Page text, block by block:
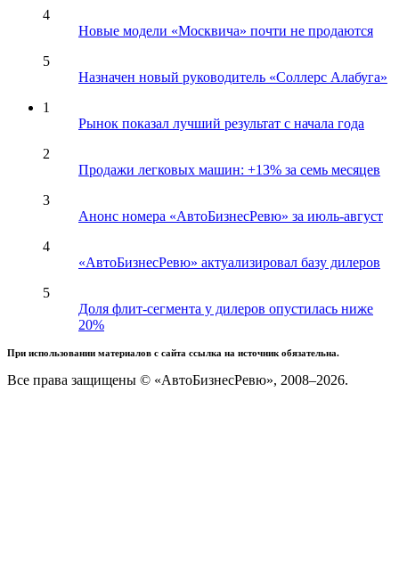
4
Новые модели «Москвича» почти не продаются
5
Назначен новый руководитель «Соллерс Алабуга»
1
Рынок показал лучший результат с начала года
2
Продажи легковых машин: +13% за семь месяцев
3
Анонс номера «АвтоБизнесРевю» за июль-август
4
«АвтоБизнесРевю» актуализировал базу дилеров
5
Доля флит-сегмента у дилеров опустилась ниже
20%
При использовании материалов с сайта ссылка на источник обязательна.
Все права защищены © «АвтоБизнесРевю», 2008–2026.